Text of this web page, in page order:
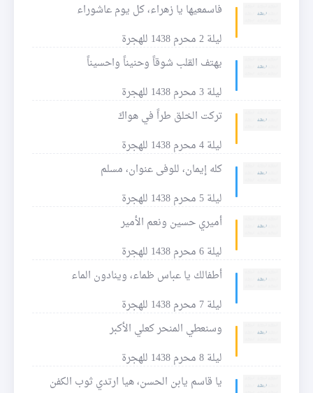
فاسمعيها يا زهراء، كل يوم عاشوراء
ليلة 2 محرم 1438 للهجرة
يهتف القلب شوقاً وحنيناً واحسيناً
ليلة 3 محرم 1438 للهجرة
تركت الخلق طراً في هواكَ
ليلة 4 محرم 1438 للهجرة
كله إيمان، للوفى عنوان، مسلم
ليلة 5 محرم 1438 للهجرة
أميري حسين ونعم الأمير
ليلة 6 محرم 1438 للهجرة
أطفالك يا عباس ظماء، وينادون الماء
ليلة 7 محرم 1438 للهجرة
وسنعطي المنحر كعلي الأكبر
ليلة 8 محرم 1438 للهجرة
يا قاسم يابن الحسن، هيا ارتدي ثوب الكفن